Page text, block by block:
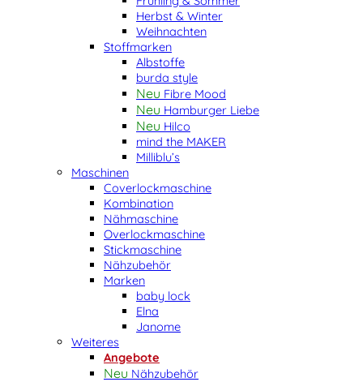
Herbst & Winter
Weihnachten
Stoffmarken
Albstoffe
burda style
Fibre Mood
Hamburger Liebe
Hilco
mind the MAKER
Milliblu’s
Maschinen
Coverlockmaschine
Kombination
Nähmaschine
Overlockmaschine
Stickmaschine
Nähzubehör
Marken
baby lock
Elna
Janome
Weiteres
Angebote
Nähzubehör